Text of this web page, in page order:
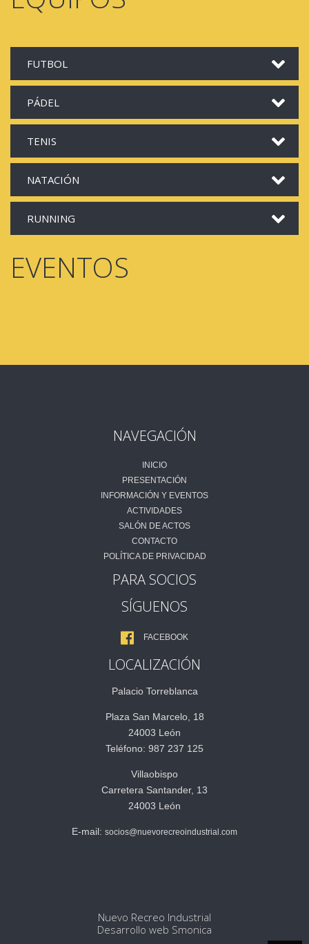
FUTBOL
PÁDEL
TENIS
NATACIÓN
RUNNING
EVENTOS
NAVEGACIÓN
INICIO
PRESENTACIÓN
INFORMACIÓN Y EVENTOS
ACTIVIDADES
SALÓN DE ACTOS
CONTACTO
POLÍTICA DE PRIVACIDAD
PARA SOCIOS
SÍGUENOS
FACEBOOK
LOCALIZACIÓN
Palacio Torreblanca
Plaza San Marcelo, 18
24003 León
Teléfono: 987 237 125
Villaobispo
Carretera Santander, 13
24003 León
E-mail: socios@nuevorecreoindustrial.com
Nuevo Recreo Industrial
Desarrollo web Smonica